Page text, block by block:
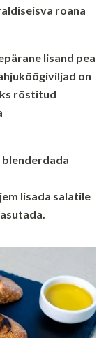
roana
lisand pea
on
röstitud
lisada salatile